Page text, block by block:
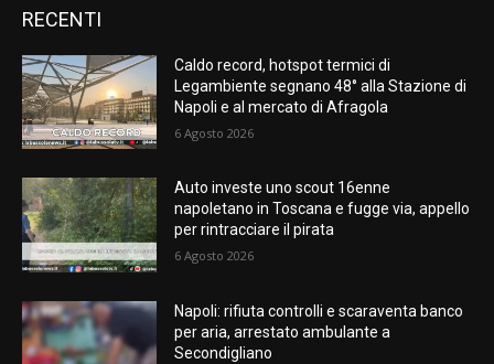
RECENTI
Caldo record, hotspot termici di
Legambiente segnano 48° alla Stazione di
Napoli e al mercato di Afragola
6 Agosto 2026
Auto investe uno scout 16enne
napoletano in Toscana e fugge via, appello
per rintracciare il pirata
6 Agosto 2026
Napoli: rifiuta controlli e scaraventa banco
per aria, arrestato ambulante a
Secondigliano